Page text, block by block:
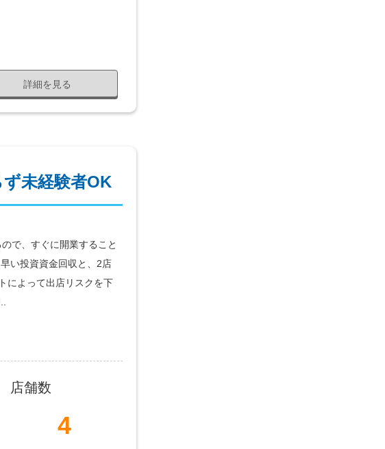
詳細を見る
未経験者OK
で、すぐに開業すること
い投資資金回収と、2店
によって出店リスクを下
店舗数
4